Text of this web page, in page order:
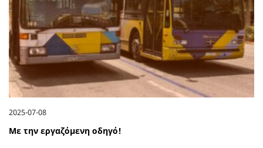
2025-07-08
Με την εργαζόμενη οδηγό!